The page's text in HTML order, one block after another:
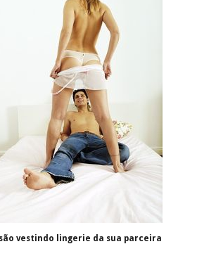
vestindo lingerie da sua parceira